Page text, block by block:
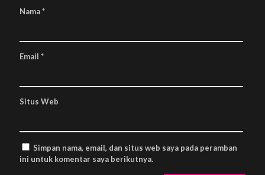
Nama*
Email *
Situs Web
Simpan nama, email, dan situs web saya pada peramban
ini untuk komentar saya berikutnya.